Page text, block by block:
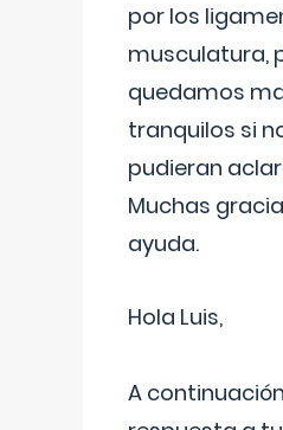
por los
musculatura,
quedamos
tranquilos si
pudieran
Muchas
ayuda.
Hola Luis,
A